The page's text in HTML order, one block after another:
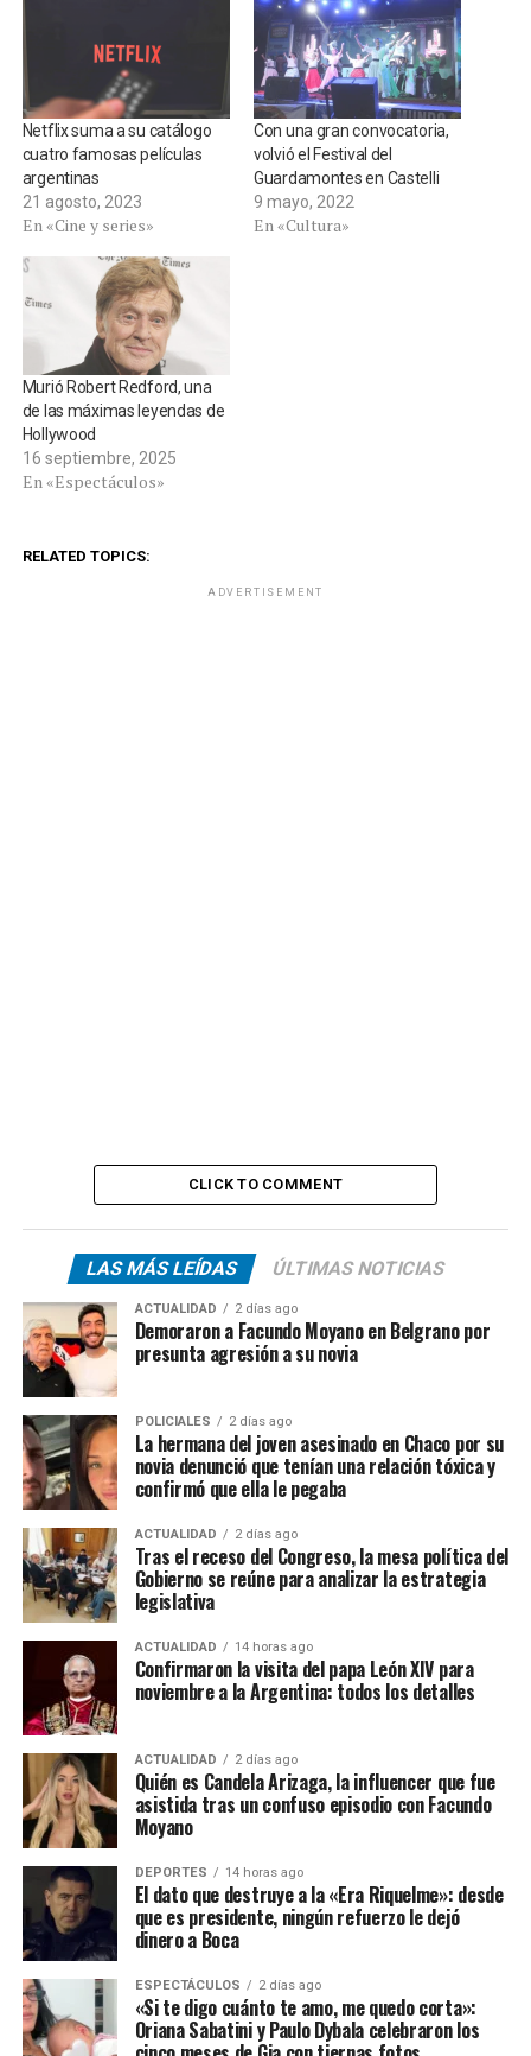
Netflix suma a su catálogo
cuatro famosas películas
argentinas
21 agosto, 2023
En «Cine y series»
Con una gran convocatoria,
volvió el Festival del
Guardamontes en Castelli
9 mayo, 2022
En «Cultura»
Murió Robert Redford, una
de las máximas leyendas de
Hollywood
16 septiembre, 2025
En «Espectáculos»
RELATED TOPICS:
ADVERTISEMENT
CLICK TO COMMENT
LAS MÁS LEÍDAS ÚLTIMAS NOTICIAS
ACTUALIDAD 2 días ago
Demoraron a Facundo Moyano en Belgrano por
presunta agresión a su novia
POLICIALES 2 días ago
La hermana del joven asesinado en Chaco por su
novia denunció que tenían una relación tóxica y
confirmó que ella le pegaba
ACTUALIDAD 2 días ago
Tras el receso del Congreso, la mesa política del
Gobierno se reúne para analizar la estrategia
legislativa
ACTUALIDAD 14 horas ago
Confirmaron la visita del papa León XIV para
noviembre a la Argentina: todos los detalles
ACTUALIDAD 2 días ago
Quién es Candela Arizaga, la influencer que fue
asistida tras un confuso episodio con Facundo
Moyano
DEPORTES 14 horas ago
El dato que destruye a la «Era Riquelme»: desde
que es presidente, ningún refuerzo le dejó
dinero a Boca
ESPECTÁCULOS 2 días ago
«Si te digo cuánto te amo, me quedo corta»:
Oriana Sabatini y Paulo Dybala celebraron los